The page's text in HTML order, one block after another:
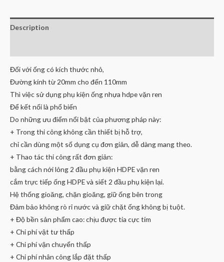
Description
Đối với ống có kích thước nhỏ,
Đường kính từ 20mm cho đến 110mm
Thì việc sử dụng phụ kiện ống nhựa hdpe vặn ren
Để kết nối là phổ biến
Do những ưu điểm nổi bật của phương pháp này:
+ Trong thi công không cần thiết bị hỗ trợ,
chỉ cần dùng một số dụng cụ đơn giản, dễ dàng mang theo.
+ Thao tác thi công rất đơn giản:
bằng cách nới lỏng 2 đầu phụ kiện HDPE vặn ren
cắm trực tiếp ống HDPE và siết 2 đầu phụ kiện lại.
Hệ thống gioăng, chặn gioăng, giữ ống bên trong
Đảm bảo không rò rỉ nước và giữ chặt ống không bị tuột.
+ Độ bền sản phẩm cao: chịu được tia cực tím
+ Chi phí vật tư thấp
+ Chi phí vận chuyển thấp
+ Chi phí nhân công lắp đặt thấp